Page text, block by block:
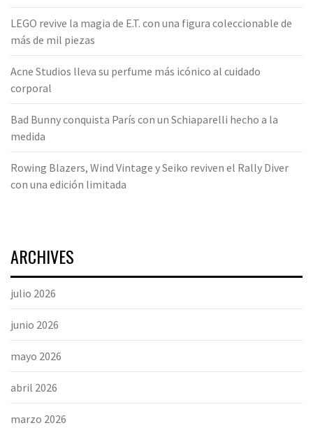
LEGO revive la magia de E.T. con una figura coleccionable de
más de mil piezas
Acne Studios lleva su perfume más icónico al cuidado
corporal
Bad Bunny conquista París con un Schiaparelli hecho a la
medida
Rowing Blazers, Wind Vintage y Seiko reviven el Rally Diver
con una edición limitada
ARCHIVES
julio 2026
junio 2026
mayo 2026
abril 2026
marzo 2026